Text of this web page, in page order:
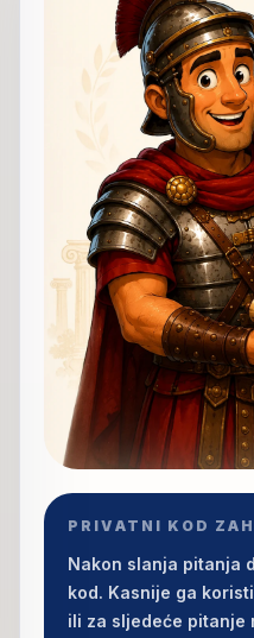
PRIVATNI KOD
Nakon slanja pitanja
kod. Kasnije ga
ili za sljedeće pitanje